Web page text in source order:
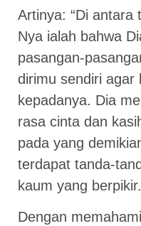
Artinya: “Di antara
Nya ialah bahwa
pasangan-
dirimu sendiri agar
kepadanya. Dia
rasa cinta dan
pada yang
terdapat tanda-
kaum yang
Dengan